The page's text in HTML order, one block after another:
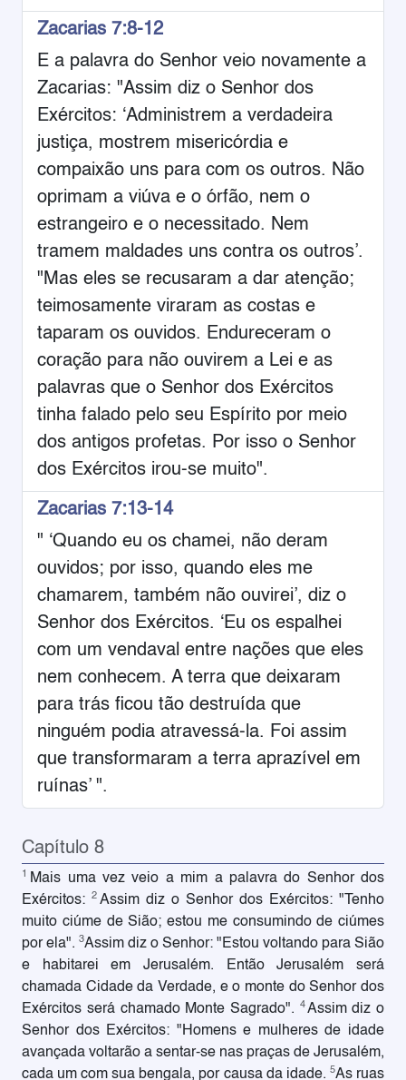
Zacarias 7:8-12
E a palavra do Senhor veio novamente a
Zacarias: "Assim diz o Senhor dos
Exércitos: ‘Administrem a verdadeira
justiça, mostrem misericórdia e
compaixão uns para com os outros. Não
oprimam a viúva e o órfão, nem o
estrangeiro e o necessitado. Nem
tramem maldades uns contra os outros’.
"Mas eles se recusaram a dar atenção;
teimosamente viraram as costas e
taparam os ouvidos. Endureceram o
coração para não ouvirem a Lei e as
palavras que o Senhor dos Exércitos
tinha falado pelo seu Espírito por meio
dos antigos profetas. Por isso o Senhor
dos Exércitos irou-se muito".
Zacarias 7:13-14
" ‘Quando eu os chamei, não deram
ouvidos; por isso, quando eles me
chamarem, também não ouvirei’, diz o
Senhor dos Exércitos. ‘Eu os espalhei
com um vendaval entre nações que eles
nem conhecem. A terra que deixaram
para trás ficou tão destruída que
ninguém podia atravessá-la. Foi assim
que transformaram a terra aprazível em
ruínas’ ".
Capítulo 8
1
Mais uma vez veio a mim a palavra do Senhor dos
Exércitos: 2 Assim diz o Senhor dos Exércitos: "Tenho
muito ciúme de Sião; estou me consumindo de ciúmes
por ela". 3Assim diz o Senhor: "Estou voltando para Sião
e habitarei em Jerusalém. Então Jerusalém será
chamada Cidade da Verdade, e o monte do Senhor dos
Exércitos será chamado Monte Sagrado". 4Assim diz o
Senhor dos Exércitos: "Homens e mulheres de idade
avançada voltarão a sentar-se nas praças de Jerusalém,
cada um com sua bengala, por causa da idade. 5As ruas